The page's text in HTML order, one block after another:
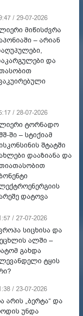
/ 29-07-2026
მიწისძვრა
– არიან
და
/ 28-07-2026
ტორნადო
ში – სტიქიამ
შტატში
დააზიანა და
დატოვა
/ 27-07-2026
სიცხისა და
ალში –
გახდა
ტყის
/ 23-07-2026
არის „ბერტა“ და
უნდა